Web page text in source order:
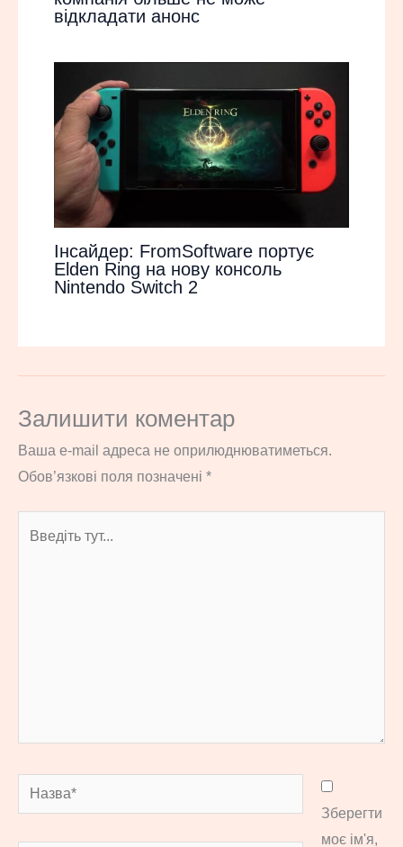
відкладати анонс
Інсайдер: FromSoftware портує
Elden Ring на нову консоль
Nintendo Switch 2
Залишити коментар
Ваша e-mail адреса не оприлюднюватиметься.
Обов’язкові поля позначені *
Назва*
Зберегти
моє ім'я,